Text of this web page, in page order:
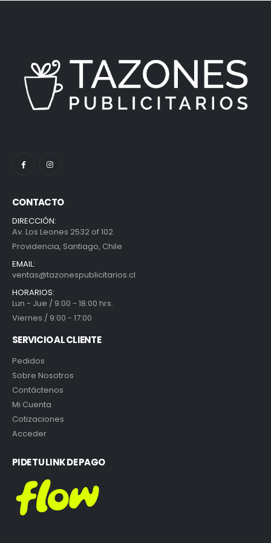
CONTACTO
DIRECCIÓN:
Av. Los Leones 2532 of 102
Providencia, Santiago, Chile
EMAIL:
ventas@tazonespublicitarios.cl
HORARIOS:
Lun - Jue / 9:00 - 18:00 hrs.
Viernes / 9:00 - 17:00
SERVICIO AL CLIENTE
Pedidos
Sobre Nosotros
Contáctenos
Mi Cuenta
Cotizaciones
Acceder
PIDE TU LINK DE PAGO